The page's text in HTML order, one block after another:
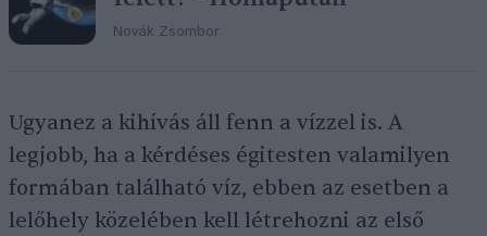
Novák Zsombor
Ugyanez a kihívás áll fenn a vízzel is. A
legjobb, ha a kérdéses égitesten valamilyen
formában található víz, ebben az esetben a
lelőhely közelében kell létrehozni az első